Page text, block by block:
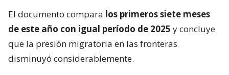
El documento compara los primeros siete meses
de este año con igual período de 2025 y concluye
que la presión migratoria en las fronteras
disminuyó considerablemente.